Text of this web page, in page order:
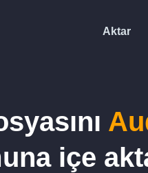
Aktar
içe